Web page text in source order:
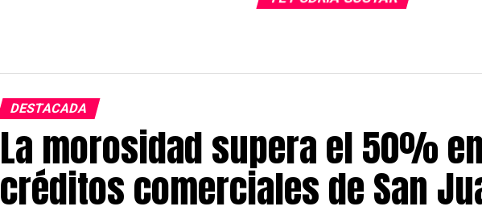
DESTACADA
La morosidad supera el 50%
créditos comerciales de San